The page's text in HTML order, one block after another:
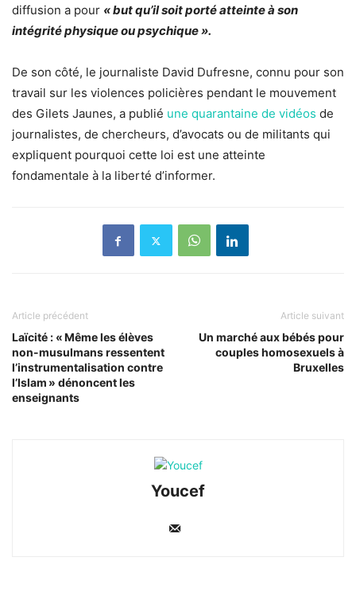
diffusion a pour « but qu’il soit porté atteinte à son
intégrité physique ou psychique ».
De son côté, le journaliste David Dufresne, connu pour son
travail sur les violences policières pendant le mouvement
des Gilets Jaunes, a publié une quarantaine de vidéos de
journalistes, de chercheurs, d’avocats ou de militants qui
expliquent pourquoi cette loi est une atteinte
fondamentale à la liberté d’informer.
Article précédent
Laïcité : « Même les élèves
non-musulmans ressentent
l’instrumentalisation contre
l’Islam » dénoncent les
enseignants
Article suivant
Un marché aux bébés pour
couples homosexuels à
Bruxelles
Youcef